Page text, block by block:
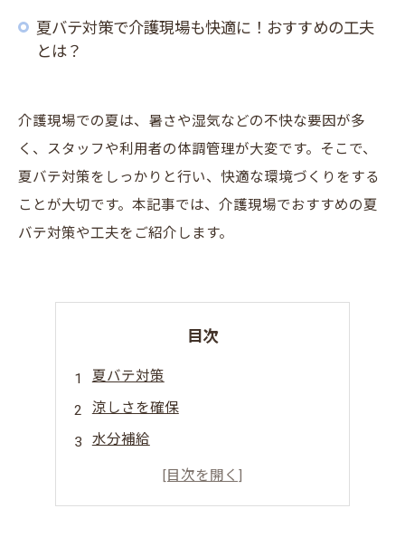
夏バテ対策で介護現場も快適に！おすすめの工夫
とは？
介護現場での夏は、暑さや湿気などの不快な要因が多
く、スタッフや利用者の体調管理が大変です。そこで、
夏バテ対策をしっかりと行い、快適な環境づくりをする
ことが大切です。本記事では、介護現場でおすすめの夏
バテ対策や工夫をご紹介します。
目次
夏バテ対策
涼しさを確保
水分補給
通気性を重視
業務の見直し